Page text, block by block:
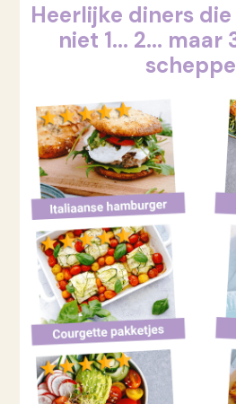
Heerlijke diners
niet 1... 2... maar